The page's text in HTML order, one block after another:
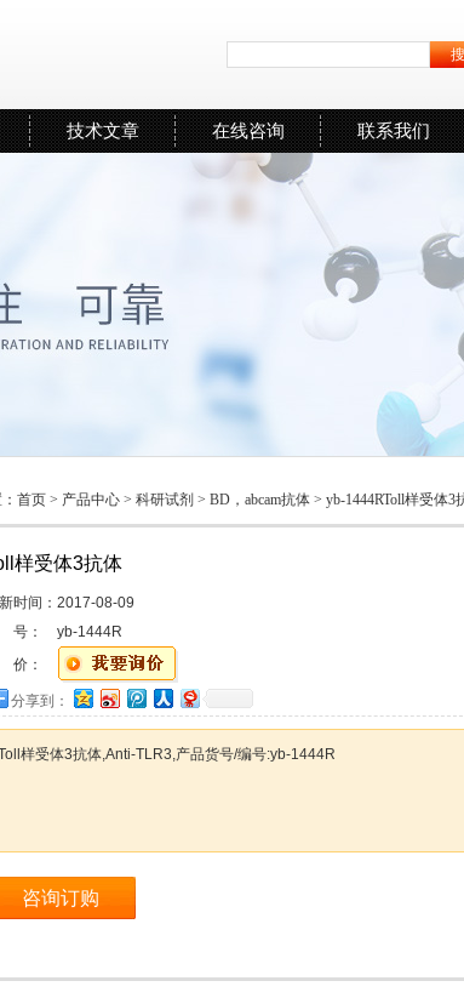
技术文章 在线咨询 联系我们
首页 > 产品中心 > 科研试剂 > BD，abcam抗体 > yb-1444RToll样受体3
样受体3抗体
时间： 2017-08-09
号：
yb-1444R
价：
分享到：
样受体3抗体,Anti-TLR3,产品货号/编号:yb-1444R
咨询订购